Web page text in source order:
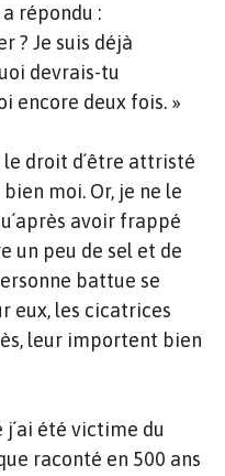
répondu :
? Je suis déjà
devrais-tu
encore deux fois. »
le droit d´être attristé
moi. Or, je ne le
avoir frappé
un peu de sel et de
battue se
eux, les cicatrices
leur importent bien
j´ai été victime du
raconté en 500 ans